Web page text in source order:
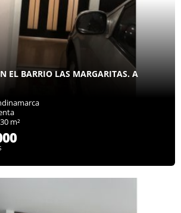
EL BARRIO LAS MARGARITAS. A
m²